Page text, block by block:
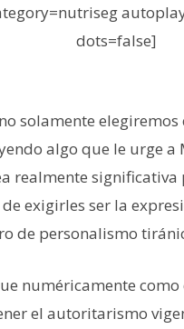
dots=false]
solamente
algo que le urge a
realmente
exigirles ser la
de personalismo
numéricamente
el autoritarismo